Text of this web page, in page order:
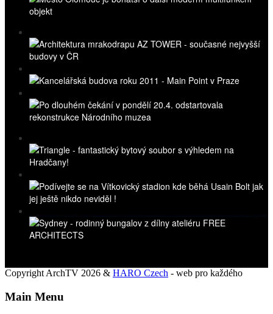
Copyright ArchTV 2026 & HARO Czech - web pro každého
Main Menu